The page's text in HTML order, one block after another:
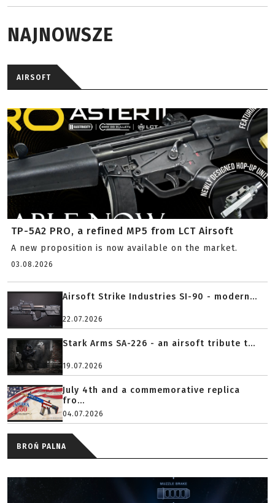
NAJNOWSZE
AIRSOFT
TP-5A2 PRO, a refined MP5 from LCT Airsoft
A new proposition is now available on the market.
03.08.2026
Airsoft Strike Industries SI-90 - modern...
22.07.2026
Stark Arms SA-226 - an airsoft tribute t...
19.07.2026
July 4th and a commemorative replica
fro...
04.07.2026
BROŃ PALNA